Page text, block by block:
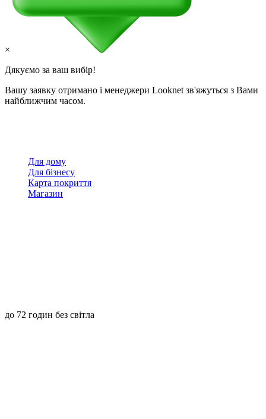
×
Дякуємо за ваш вибір!
Вашу заявку отримано і менеджери Looknet зв'яжуться з Вами
найближчим часом.
Для дому
Для бізнесу
Карта покриття
Магазин
до 72 годин без світла